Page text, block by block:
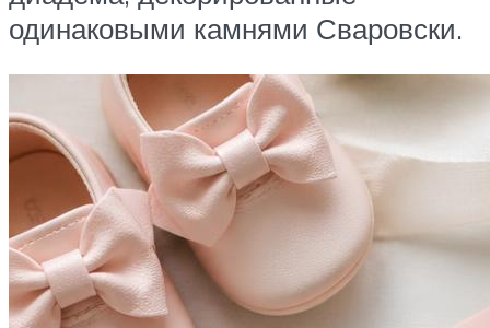
одинаковыми камнями Сваровски.